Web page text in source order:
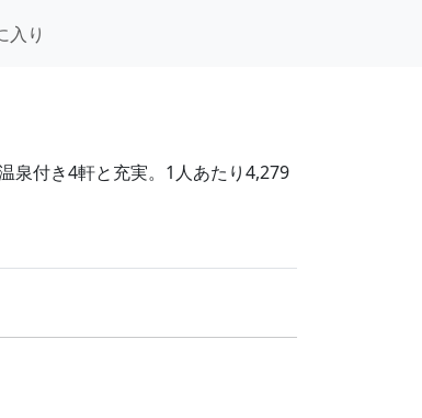
入り
泉付き4軒と充実。1人あたり4,279